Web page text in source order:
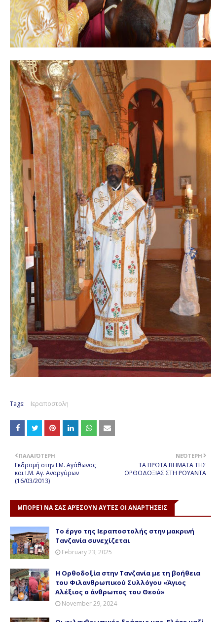
Tags: Ιεραποστολη
ΝΕΌΤΕΡΗ
ΤΑ ΠΡΩΤΑ ΒΗΜΑΤΑ ΤΗΣ
ΟΡΘΟΔΟΞΙΑΣ ΣΤΗ ΡΟΥΑΝΤΑ
ΠΑΛΑΙΌΤΕΡΗ
Εκδρομή στην Ι.Μ. Αγάθωνος
και Ι.Μ. Αγ. Αναργύρων
(16/03/2013)
ΜΠΟΡΕΊ ΝΑ ΣΑΣ ΑΡΈΣΟΥΝ ΑΥΤΈΣ ΟΙ ΑΝΑΡΤΉΣΕΙΣ
Το έργο της Ιεραποστολής στην μακρινή
Τανζανία συνεχίζεται
February 23, 2025
Η Ορθοδοξία στην Τανζανία με τη βοήθεια
του Φιλανθρωπικού Συλλόγου «Άγιος
Αλέξιος ο άνθρωπος του Θεού»
November 29, 2024